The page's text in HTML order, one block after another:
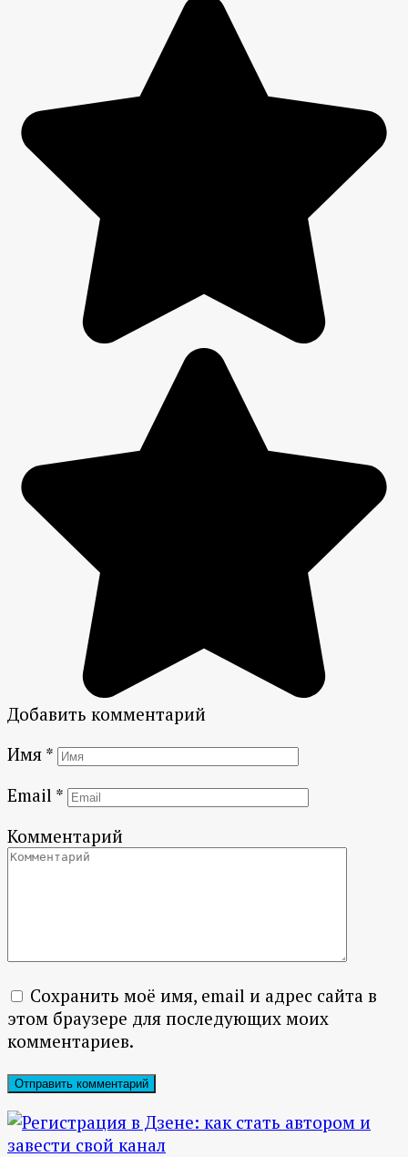
Добавить комментарий
Имя *
Email *
Комментарий
Сохранить моё имя, email и адрес сайта в
этом браузере для последующих моих
комментариев.